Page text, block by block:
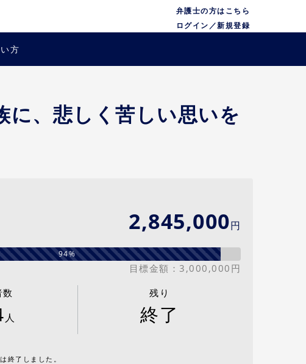
弁護士の方はこちら
ログイン／新規登録
方
に、悲しく苦しい思いを
2,845,000円
94%
目標金額：3,000,000円
人
残り
終了
終了しました。